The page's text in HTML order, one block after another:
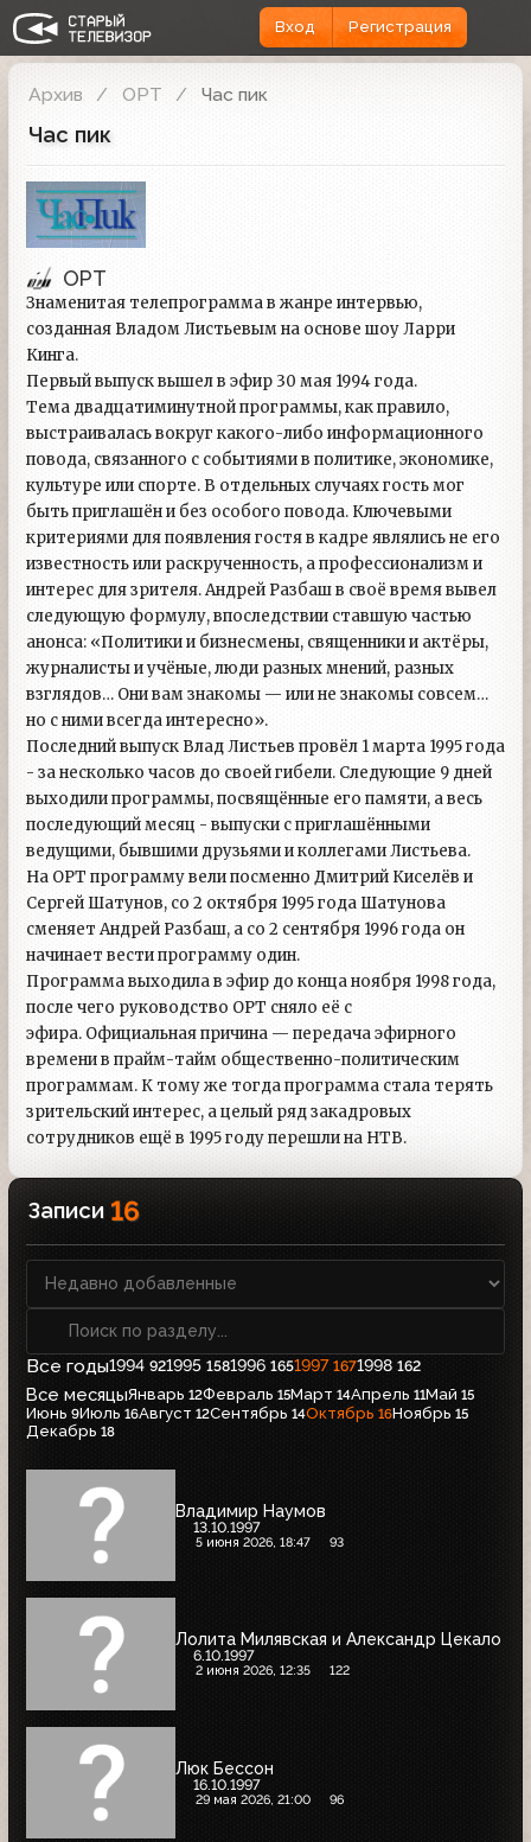
Вход Регистрация
Архив ОРТ Час пик
Час пик
ОРТ
Знаменитая телепрограмма в жанре интервью,
созданная Владом Листьевым на основе шоу Ларри
Кинга.
Первый выпуск вышел в эфир 30 мая 1994 года.
Тема двадцатиминутной программы, как правило,
выстраивалась вокруг какого-либо информационного
повода, связанного с событиями в политике, экономике,
культуре или спорте. В отдельных случаях гость мог
быть приглашён и без особого повода. Ключевыми
критериями для появления гостя в кадре являлись не его
известность или раскрученность, а профессионализм и
интерес для зрителя. Андрей Разбаш в своё время вывел
следующую формулу, впоследствии ставшую частью
анонса: «Политики и бизнесмены, священники и актёры,
журналисты и учёные, люди разных мнений, разных
взглядов… Они вам знакомы — или не знакомы совсем…
но с ними всегда интересно».
Последний выпуск Влад Листьев провёл 1 марта 1995 года
- за несколько часов до своей гибели. Следующие 9 дней
выходили программы, посвящённые его памяти, а весь
последующий месяц - выпуски с приглашёнными
ведущими, бывшими друзьями и коллегами Листьева.
На ОРТ программу вели посменно Дмитрий Киселёв и
Сергей Шатунов, со 2 октября 1995 года Шатунова
сменяет Андрей Разбаш, а со 2 сентября 1996 года он
начинает вести программу один.
Программа выходила в эфир до конца ноября 1998 года,
после чего руководство ОРТ сняло её с
эфира. Официальная причина — передача эфирного
времени в прайм-тайм общественно-политическим
программам. К тому же тогда программа стала терять
зрительский интерес, а целый ряд закадровых
сотрудников ещё в 1995 году перешли на НТВ.
Записи 16
Все годы1994 921995 1581996 1651997 1671998 162
Все месяцыЯнварь 12Февраль 15Март 14Апрель 11Май 15
Июнь 9Июль 16Август 12Сентябрь 14Октябрь 16Ноябрь 15
Декабрь 18
Владимир Наумов
13.10.1997
5 июня 2026, 18:47 93
Лолита Милявская и Александр Цекало
6.10.1997
2 июня 2026, 12:35 122
Люк Бессон
16.10.1997
29 мая 2026, 21:00 96